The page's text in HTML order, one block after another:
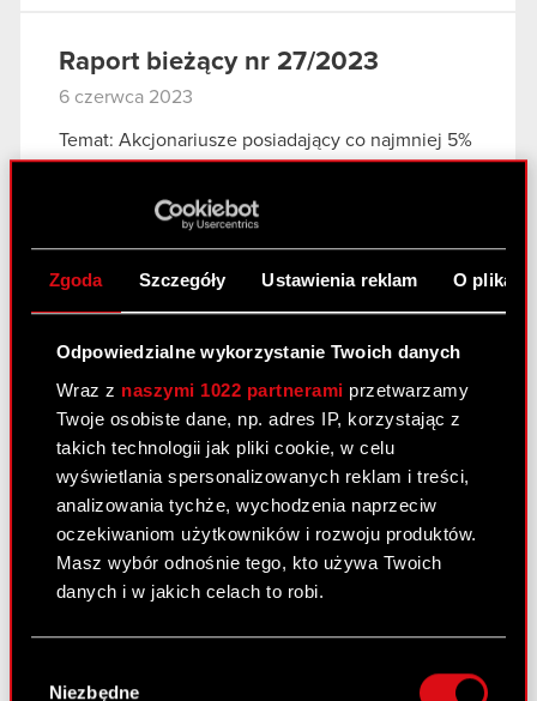
Zgoda Szczegóły Ustawienia reklam O
Odpowiedzialne wykorzystanie Twoich danych
Wraz z naszymi 1022 partnerami przetwarzamy
Twoje osobiste dane, np. adres IP, korzystając z
takich technologii jak pliki cookie, w celu
wyświetlania spersonalizowanych reklam i treści,
analizowania tychże, wychodzenia naprzeciw
oczekiwaniom użytkowników i rozwoju produktów.
Masz wybór odnośnie tego, kto używa Twoich
danych i w jakich celach to robi.
Gromadzić dane dotyczące Twojej
zgody
Niezbędne
Raport bieżący nr 27/2023
6 czerwca 2023
Temat: Akcjonariusze posiadający co najmniej 5%
głosów na Zwyczajnym Walnym Zgromadzeniu
Spółki Podstawa prawna: Art. 70 pkt 3 Ustawy o
ofercie – WZA lista powyżej 5% Zarząd Spółki CD
PROJEKT Spółka Akcyjna z siedzibą w…Czytaj
dalej
PDF ESPI - RB 27/2023
Raport bieżący nr 26/2023
6 czerwca 2023
Temat: Uchwały podjęte przez Zwyczajne Walne
Zgromadzenie Spółki Podstawa prawna: Art. 56
ust. 1 pkt 2 Ustawy o ofercie – informacje bieżące
Spółka Akcyjna z siedzibą w…Czytaj dalej